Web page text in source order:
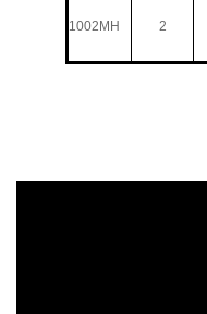
1002MH 2